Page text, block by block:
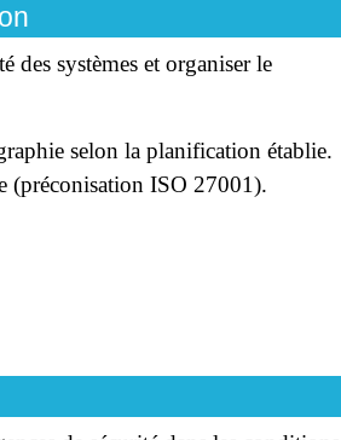
des systèmes et organiser le
selon la planification établie.
(préconisation ISO 27001).